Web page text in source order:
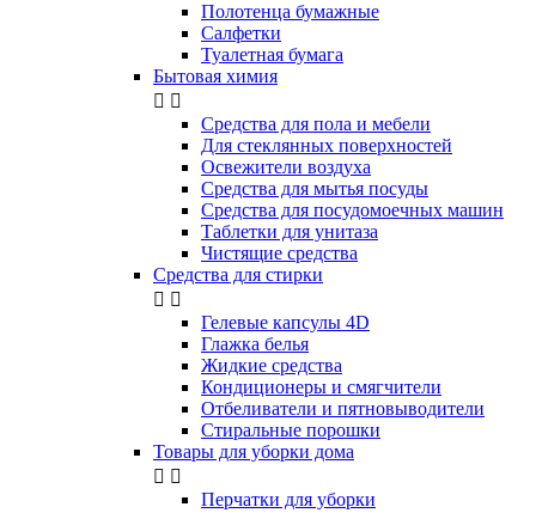
Полотенца бумажные
Салфетки
Туалетная бумага
Бытовая химия
 
Cредства для пола и мебели
Для стеклянных поверхностей
Освежители воздуха
Средства для мытья посуды
Средства для посудомоечных машин
Таблетки для унитаза
Чистящие средства
Средства для стирки
 
Гелевые капсулы 4D
Глажка белья
Жидкие средства
Кондиционеры и смягчители
Отбеливатели и пятновыводители
Стиральные порошки
Товары для уборки дома
 
Перчатки для уборки